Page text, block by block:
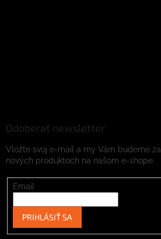
Odoberať newsletter
Vložte svoj e-mail a my Vám budeme
nových produktoch na našom e-shope.
Email
PRIHLÁSIŤ SA